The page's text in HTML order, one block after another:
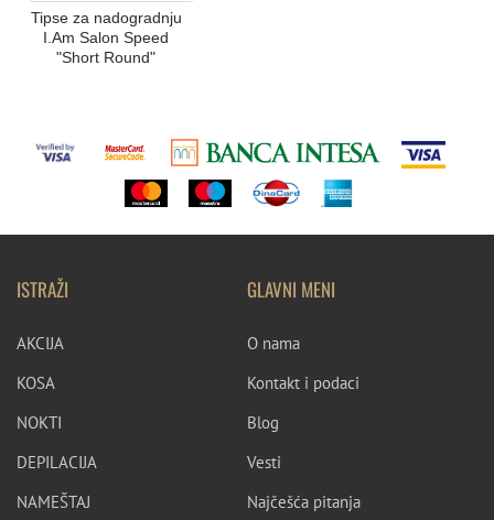
Tipse za nadogradnju
I.Am Salon Speed
"Short Round"
ISTRAŽI
AKCIJA
KOSA
NOKTI
DEPILACIJA
NAMEŠTAJ
GLAVNI MENI
O nama
Kontakt i podaci
Blog
Vesti
Najčešća pitanja